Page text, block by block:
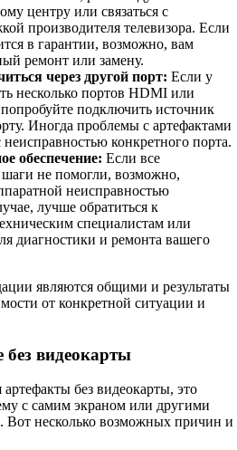
центру или связаться с
производителя телевизора. Если
в гарантии, возможно, вам
ремонт или замену.
через другой порт: Если у
несколько портов HDMI или
подключить источник
Иногда проблемы с артефактами
конкретного порта.
обеспечение: Если все
не помогли, возможно,
неисправностью
лучше обратиться к
специалистам или
диагностики и ремонта вашего
являются общими и результаты
от конкретной ситуации и
видеокарты
без видеокарты, это
с самим экраном или другими
Вот несколько возможных причин и